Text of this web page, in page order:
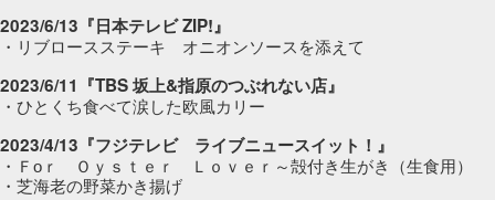
2023/6/13『日本テレビ ZIP!』
・リブロースステーキ オニオンソースを添えて
2023/6/11『TBS 坂上&指原のつぶれない店』
・ひとくち食べて涙した欧風カリー
2023/4/13『フジテレビ ライブニュースイット！』
・Ｆоｒ Ｏｙｓｔｅｒ Ｌｏｖｅｒ～殻付き生がき（生食用）
・芝海老の野菜かき揚げ